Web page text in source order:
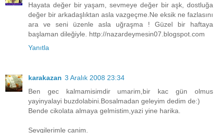
Hayata değer bir yaşam, sevmeye değer bir aşk, dostluğa
değer bir arkadaşlıktan asla vazgeçme.Ne eksik ne fazlasını
ara ve seni üzenle asla uğraşma ! Güzel bir haftaya
başlaman dileğiyle. http://nazardeymesin07.blogspot.com
Yanıtla
karakazan 3 Aralık 2008 23:34
Ben gec kalmamisimdir umarim,bir kac gün olmus
yayinyalayi buzdolabini.Bosalmadan geleyim dedim de:)
Bende cikolata almaya gelmistim,yazi yine harika.
Sevgilerimle canim.